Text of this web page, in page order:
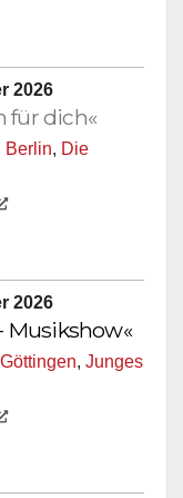
2026
für dich«
Berlin, Die
2026
Musikshow«
Göttingen, Junges